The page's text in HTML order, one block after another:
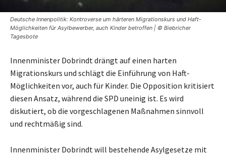
Deutsche Innenpolitik: Kontroverse um härteren Migrationskurs und Haft-
Möglichkeiten für Asylbewerber, auch Kinder betroffen | © Biebricher
Tagesbote
Innenminister Dobrindt drängt auf einen harten
Migrationskurs und schlägt die Einführung von Haft-
Möglichkeiten vor, auch für Kinder. Die Opposition kritisiert
diesen Ansatz, während die SPD uneinig ist. Es wird
diskutiert, ob die vorgeschlagenen Maßnahmen sinnvoll
und rechtmäßig sind.
Innenminister Dobrindt will bestehende Asylgesetze mit